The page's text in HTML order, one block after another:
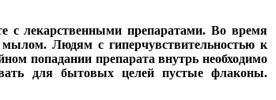
с лекарственными препаратами. Во время
Людям с гиперчувствительностью к
попадании препарата внутрь необходимо
для бытовых целей пустые флаконы.